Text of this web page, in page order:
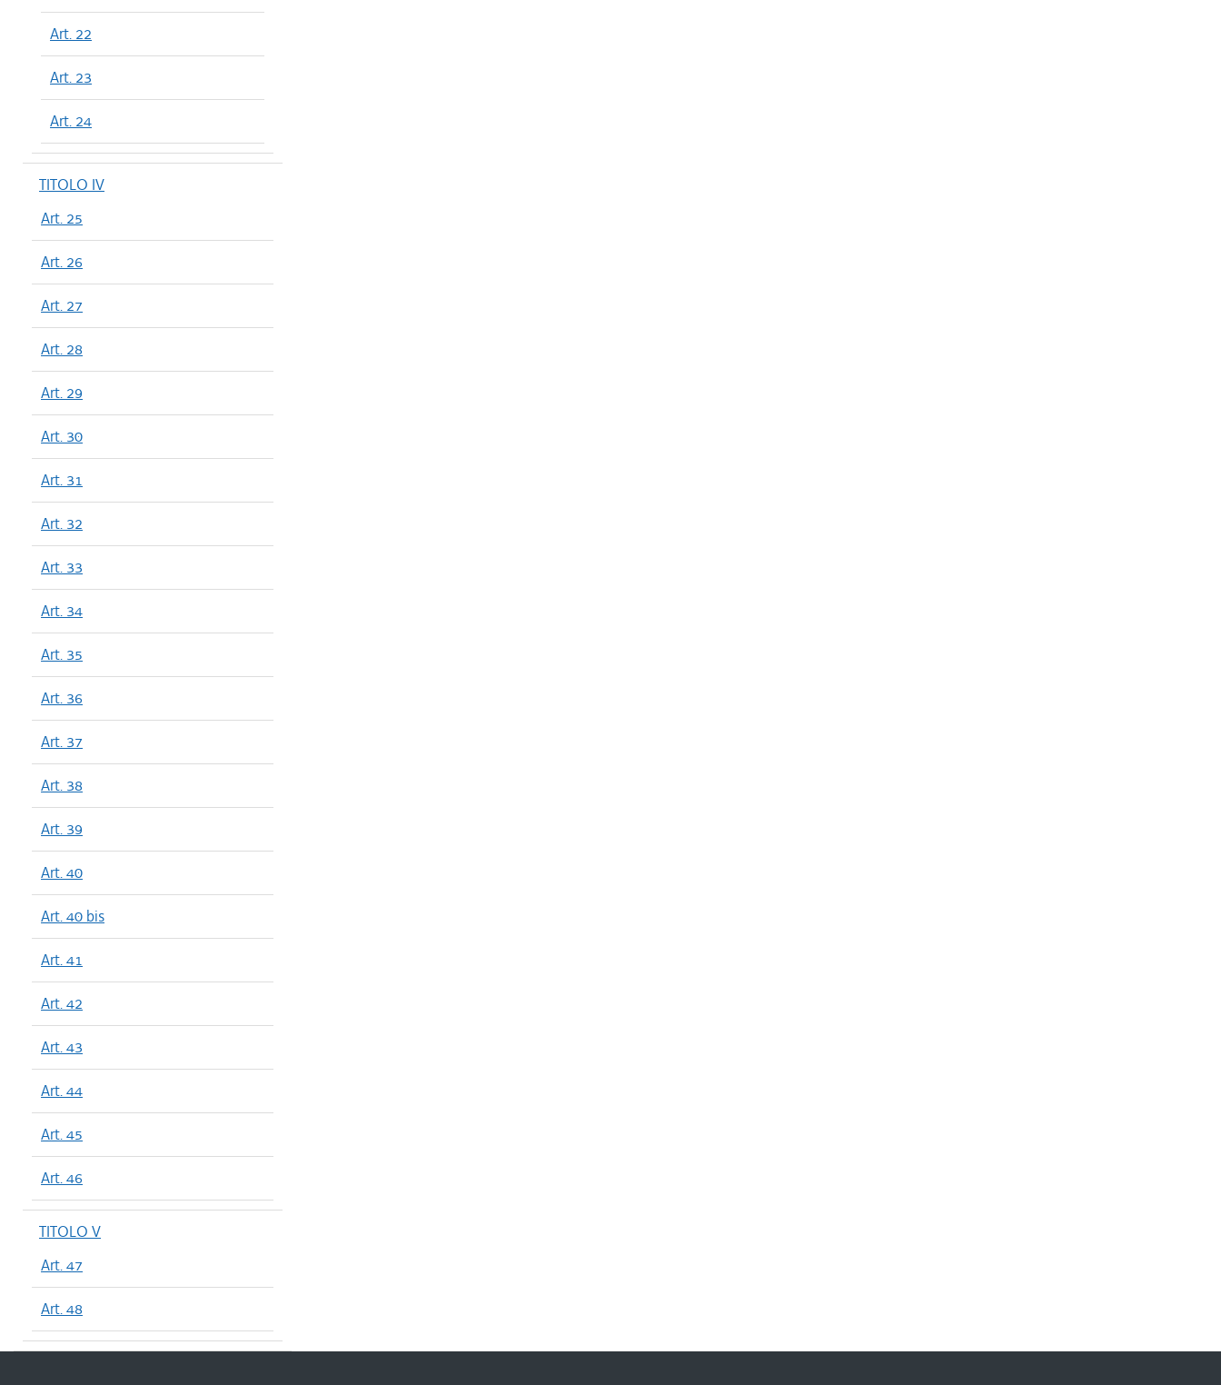
Art. 22
Art. 23
Art. 24
TITOLO IV
Art. 25
Art. 26
Art. 27
Art. 28
Art. 29
Art. 30
Art. 31
Art. 32
Art. 33
Art. 34
Art. 35
Art. 36
Art. 37
Art. 38
Art. 39
Art. 40
Art. 40 bis
Art. 41
Art. 42
Art. 43
Art. 44
Art. 45
Art. 46
TITOLO V
Art. 47
Art. 48